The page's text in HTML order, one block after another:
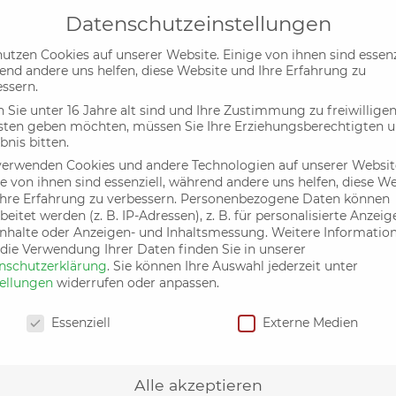
Aktuelles Termine
– ein
, Sozialsysteme
die Berufung unserer Nation hervorzubringen.
Deutschland hat eine Berufung für Europa und
und zur Hilfe, Einheit und Vertrauen zu
Datenschutzeinstellungen
Cookies auf unserer Website. Einige von ihnen sind
andere uns helfen, diese Website und Ihre Erfahrung zu
Sie unter 16 Jahre alt sind und Ihre Zustimmung zu freiwilligen
geben möchten, müssen Sie Ihre Erziehungsberechtigten
bitten.
Cookies und andere Technologien auf unserer
von ihnen sind essenziell, während andere uns helfen, diese
Erfahrung zu verbessern. Personenbezogene Daten können
werden (z. B. IP-Adressen), z. B. für personalisierte
oder Anzeigen- und Inhaltsmessung. Weitere
Verwendung Ihrer Daten finden Sie in unserer
. Sie können Ihre Auswahl jederzeit unter
widerrufen oder anpassen.
Essenziell Externe Medien
Alle akzeptieren